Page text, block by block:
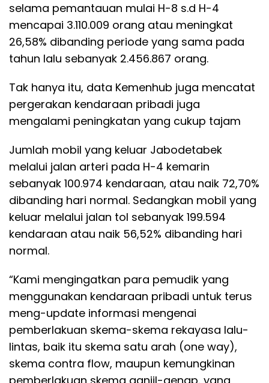
selama pemantauan mulai H-8 s.d H-4
mencapai 3.110.009 orang atau meningkat
26,58% dibanding periode yang sama pada
tahun lalu sebanyak 2.456.867 orang.
Tak hanya itu, data Kemenhub juga mencatat
pergerakan kendaraan pribadi juga
mengalami peningkatan yang cukup tajam
Jumlah mobil yang keluar Jabodetabek
melalui jalan arteri pada H-4 kemarin
sebanyak 100.974 kendaraan, atau naik 72,70%
dibanding hari normal. Sedangkan mobil yang
keluar melalui jalan tol sebanyak 199.594
kendaraan atau naik 56,52% dibanding hari
normal.
“Kami mengingatkan para pemudik yang
menggunakan kendaraan pribadi untuk terus
meng-update informasi mengenai
pemberlakuan skema-skema rekayasa lalu-
lintas, baik itu skema satu arah (one way),
skema contra flow, maupun kemungkinan